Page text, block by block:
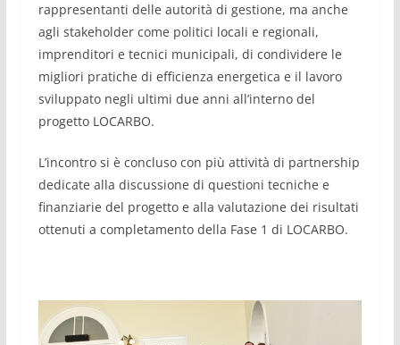
rappresentanti delle autorità di gestione, ma anche
agli stakeholder come politici locali e regionali,
imprenditori e tecnici municipali, di condividere le
migliori pratiche di efficienza energetica e il lavoro
sviluppato negli ultimi due anni all’interno del
progetto LOCARBO.
L’incontro si è concluso con più attività di partnership
dedicate alla discussione di questioni tecniche e
finanziarie del progetto e alla valutazione dei risultati
ottenuti a completamento della Fase 1 di LOCARBO.